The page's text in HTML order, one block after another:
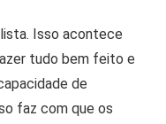
Isso acontece
tudo bem feito e
de
faz com que os